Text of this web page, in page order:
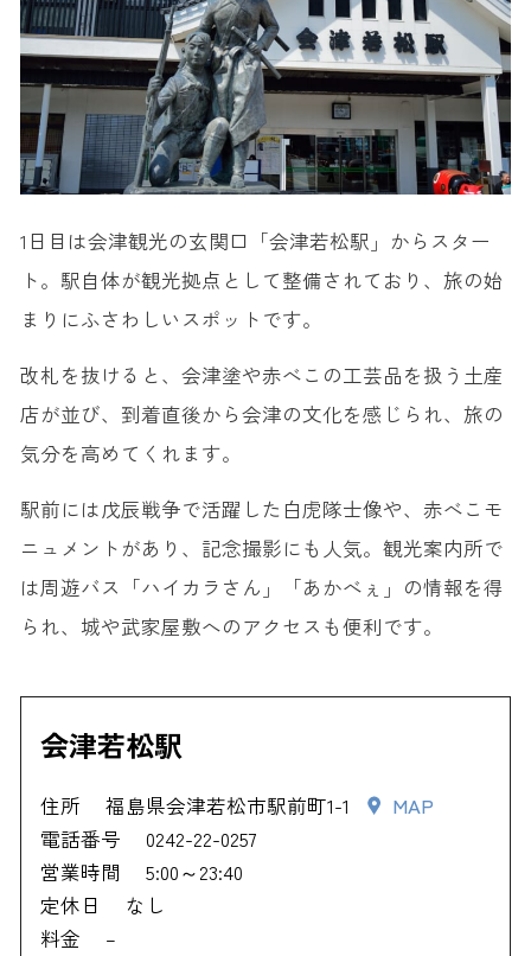
1. 裏磐梯
2. 塔のへつり
3. 大内宿
4. 只見線
5. 三崎公園
6. いわき・ら・ら・ミュウ
1日目は会津観光の玄関口「会津若松駅」からスター
ト。駅自体が観光拠点として整備されており、旅の始
まりにふさわしいスポットです。
改札を抜けると、会津塗や赤べこの工芸品を扱う土産
店が並び、到着直後から会津の文化を感じられ、旅の
気分を高めてくれます。
駅前には戊辰戦争で活躍した白虎隊士像や、赤べこモ
ニュメントがあり、記念撮影にも人気。観光案内所で
は周遊バス「ハイカラさん」「あかべぇ」の情報を得
られ、城や武家屋敷へのアクセスも便利です。
会津若松駅
住所 福島県会津若松市駅前町1-1
MAP
電話番号
0242-22-0257
営業時間
5:00～23:40
定休日
なし
料金
–